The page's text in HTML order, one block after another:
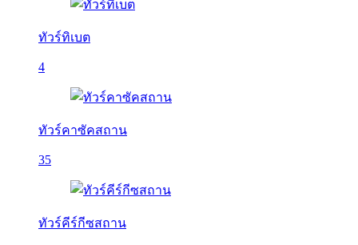
ทัวร์ทิเบต
4
ทัวร์คาซัคสถาน
35
ทัวร์คีร์กีซสถาน